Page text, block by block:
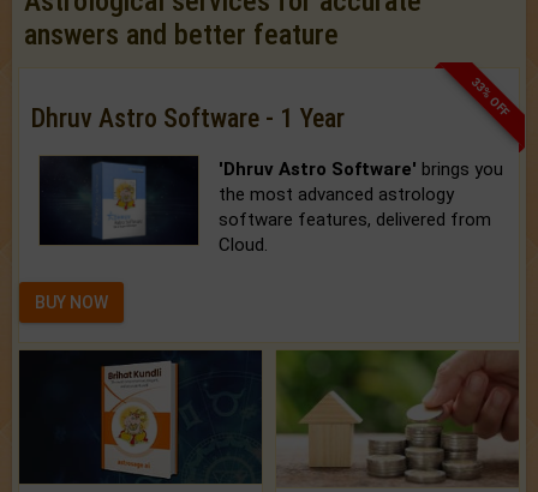
answers and better feature
33% OFF
Dhruv Astro Software - 1 Year
'Dhruv Astro Software' brings you
the most advanced astrology
software features, delivered from
Cloud.
BUY NOW